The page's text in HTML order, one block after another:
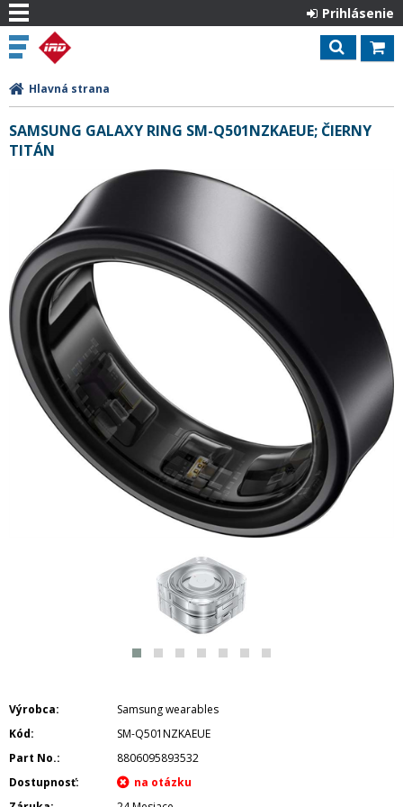
Prihlásenie
Hlavná strana
SAMSUNG GALAXY RING SM-Q501NZKAEUE; ČIERNY
TITÁN
Výrobca
Samsung wearables
Kód
SM-Q501NZKAEUE
Part No.
8806095893532
Dostupnosť